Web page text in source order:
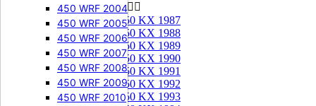
450 WRF 2004
450 WRF 2005
450 WRF 2006
450 WRF 2007
450 WRF 2008
450 WRF 2009
450 WRF 2010
250 KX 
250 KX 1987
250 KX 1988
250 KX 1989
250 KX 1990
250 KX 1991
250 KX 1992
250 KX 1993